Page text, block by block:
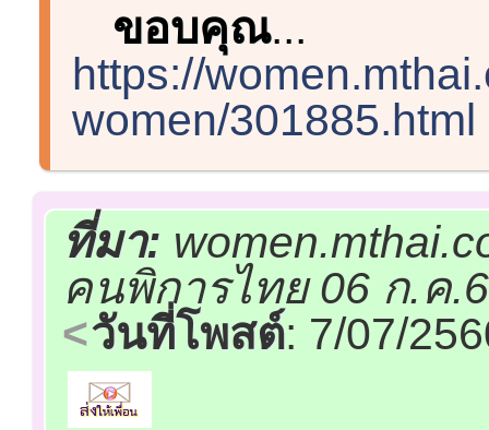
ขอบคุณ...
https://
women/301885.html
ที่มา:
คนพิการไทย 06 ก.ค
วันที่โพสต์: 7/07/